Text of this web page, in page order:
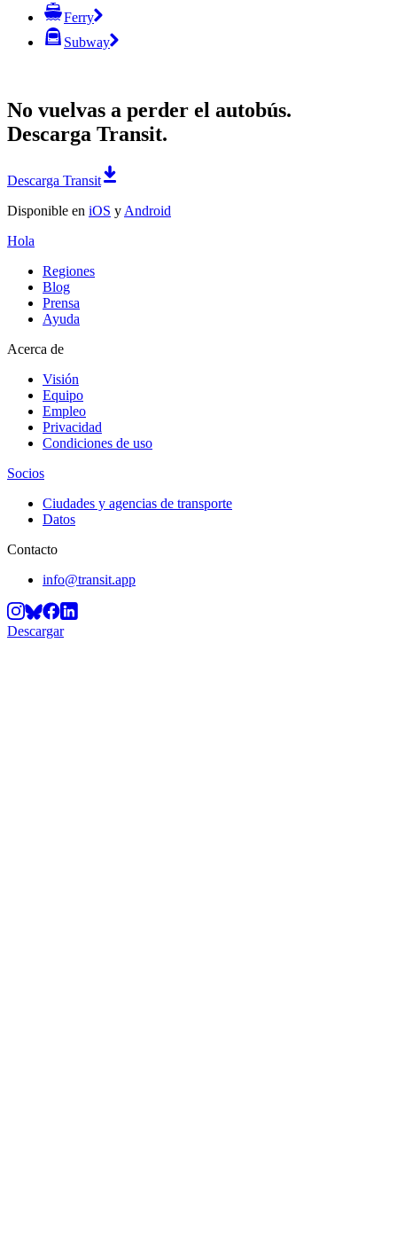
Ferry
Subway
No vuelvas a perder el autobús.
Descarga Transit.
Descarga Transit
Disponible en iOS y Android
Hola
Regiones
Blog
Prensa
Ayuda
Acerca de
Visión
Equipo
Empleo
Privacidad
Condiciones de uso
Socios
Ciudades y agencias de transporte
Datos
Contacto
info@transit.app
Descargar